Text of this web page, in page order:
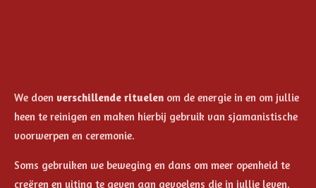
We doen verschillende rituelen om de energie in en om jullie
heen te reinigen en maken hierbij gebruik van sjamanistische
voorwerpen en ceremonie.
Soms gebruiken we beweging en dans om meer openheid te
creëren en uiting te geven aan gevoelens die in jullie leven.